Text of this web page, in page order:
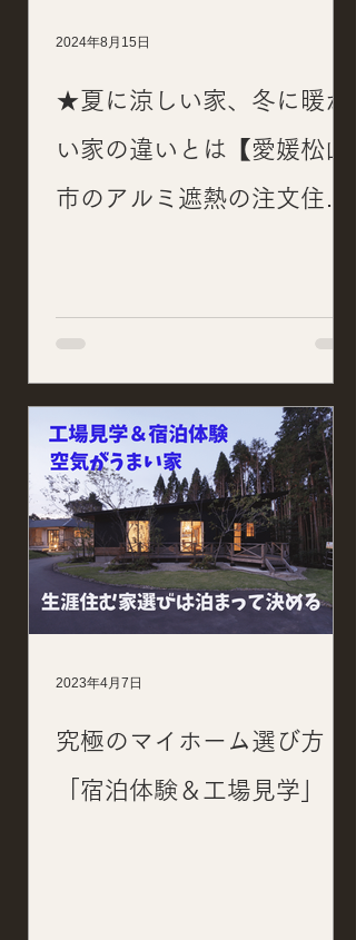
★夏に涼しい家、冬に暖か
い家の違いとは【愛媛松山
市のアルミ遮熱の注文住
2024年8月15日
究極のマイホーム選び方！
「宿泊体験＆工場見学」
2023年4月7日